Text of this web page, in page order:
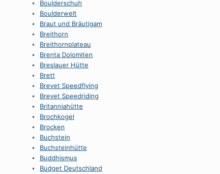
Boulderschuh
Boulderwelt
Braut und Bräutigam
Breithorn
Breithornplateau
Brenta Dolomiten
Breslauer Hütte
Brett
Brevet Speedflying
Brevet Speedriding
Britanniahütte
Brochkogel
Brocken
Buchstein
Buchsteinhütte
Buddhismus
Budget Deutschland